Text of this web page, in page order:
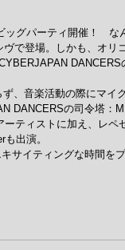
ッグパーティ開催！　
で登場。しかも、オ
、音楽活動の際にマイ
DANCERSの司令塔：
ティストに加え、レペ
出演。
サイティングな時間を